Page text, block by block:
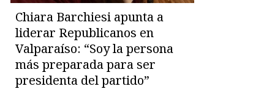
Chiara Barchiesi apunta a
liderar Republicanos en
Valparaíso: “Soy la persona
más preparada para ser
presidenta del partido”